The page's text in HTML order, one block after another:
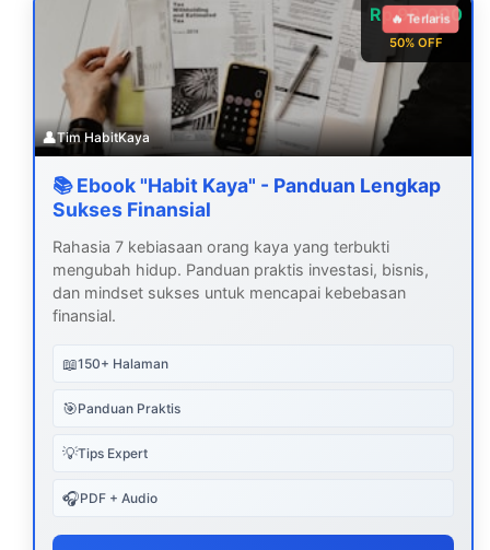
Rp 99.000
50% OFF
🔥 Terlaris
👤Tim HabitKaya
📚 Ebook "Habit Kaya" - Panduan Lengkap
Sukses Finansial
Rahasia 7 kebiasaan orang kaya yang terbukti
mengubah hidup. Panduan praktis investasi, bisnis,
dan mindset sukses untuk mencapai kebebasan
finansial.
📖150+ Halaman
🎯Panduan Praktis
💡Tips Expert
🎧PDF + Audio